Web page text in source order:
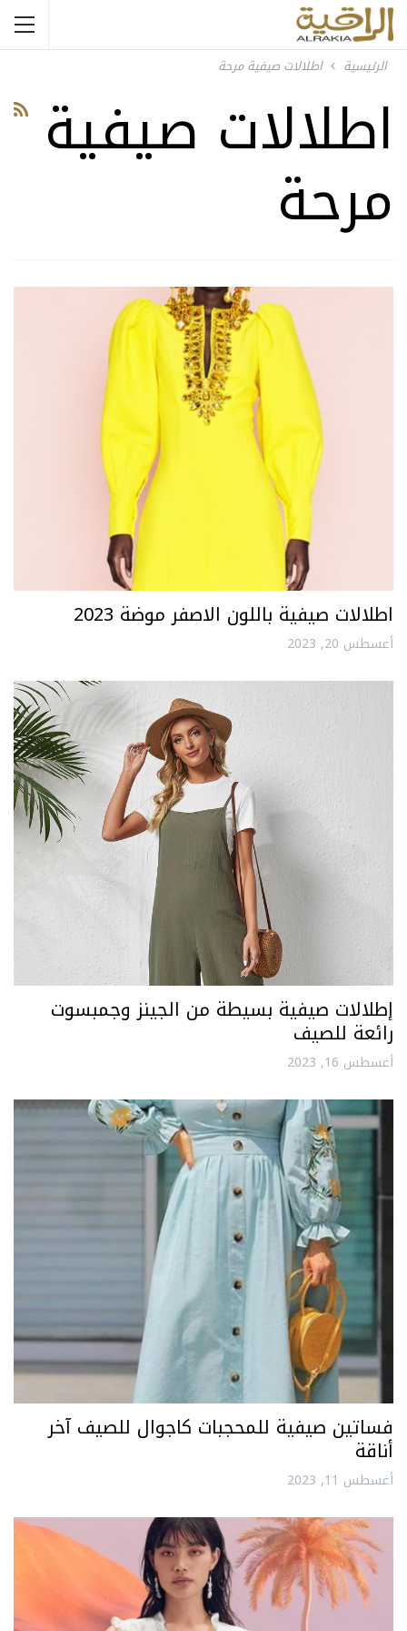
الرئيسية اطلالات صيفية مرحة
اطلالات صيفية
مرحة
اطلالات صيفية باللون الاصفر موضة 2023
أغسطس 20, 2023
إطلالات صيفية بسيطة من الجينز وجمبسوت
رائعة للصيف
أغسطس 16, 2023
فساتين صيفية للمحجبات كاجوال للصيف آخر
أناقة
أغسطس 11, 2023